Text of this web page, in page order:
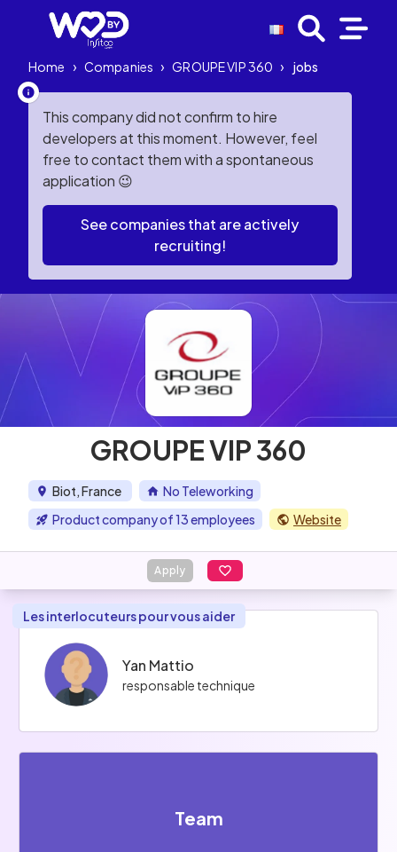
Home › Companies › GROUPE VIP 360 › jobs
This company did not confirm to hire
developers at this moment. However, feel
free to contact them with a spontaneous
application 😉
See companies that are actively
recruiting!
GROUPE VIP 360
Biot, France
No Teleworking
Product company of 13 employees
Website
Apply
Les interlocuteurs pour vous aider
Yan Mattio
responsable technique
Team